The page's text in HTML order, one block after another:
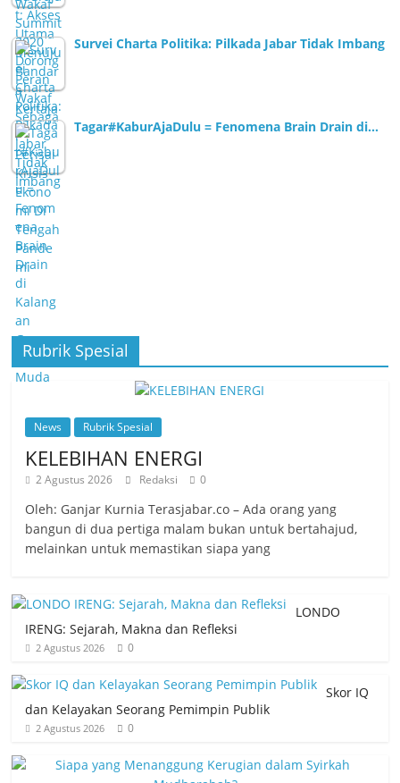
Survei Charta Politika: Pilkada Jabar Tidak Imbang
Tagar#KaburAjaDulu = Fenomena Brain Drain di…
Rubrik Spesial
News Rubrik Spesial
KELEBIHAN ENERGI
2 Agustus 2026 Redaksi 0
Oleh: Ganjar Kurnia Terasjabar.co – Ada orang yang
bangun di dua pertiga malam bukan untuk bertahajud,
melainkan untuk memastikan siapa yang
LONDO
IRENG: Sejarah, Makna dan Refleksi
2 Agustus 2026 0
Skor IQ
dan Kelayakan Seorang Pemimpin Publik
2 Agustus 2026 0